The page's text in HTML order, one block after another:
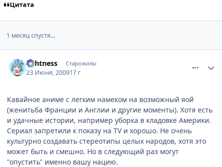
Цитата
1 месяц спустя...
lightness Старожилы
23 Июня, 200917 г
Кавайное аниме с легким намеком на возможный яой
(женитьба Франции и Англии и другие моменты). Хотя есть
и удачные истории, например уборка в кладовке Америки.
Сериал запретили к показу на TV и хорошо. Не очень
культурно создавать стереотипы целых народов, хотя это
может быть и смешно. Но в следующий раз могут
"опустить" именно вашу нацию.